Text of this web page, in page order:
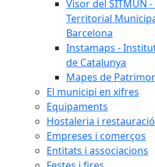
Visor del SITMUN
Territorial
Barcelona
Instamaps -
de Catalunya
Mapes de
El municipi en xifres
Equipaments
Hostaleria i restauració
Empreses i comerços
Entitats i associacions